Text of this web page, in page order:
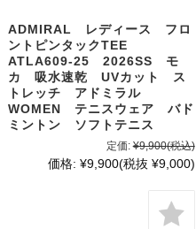
ADMIRAL レディース フロ
ントピンタックTEE
ATLA609-25 2026SS モ
カ 吸水速乾 UVカット ス
トレッチ アドミラル
WOMEN テニスウェア バド
ミントン ソフトテニス
定価: ¥9,900(税込)
価格: ¥9,900(税抜 ¥9,000)